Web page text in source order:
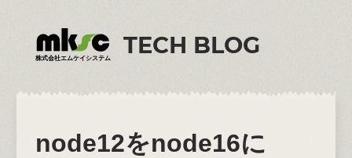
株式会社エムケイシステム TECH BLOG
node12をnode16に